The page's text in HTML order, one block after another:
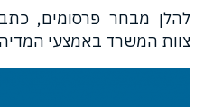
להלן מבחר פרסומים,
צוות המשרד באמצעי